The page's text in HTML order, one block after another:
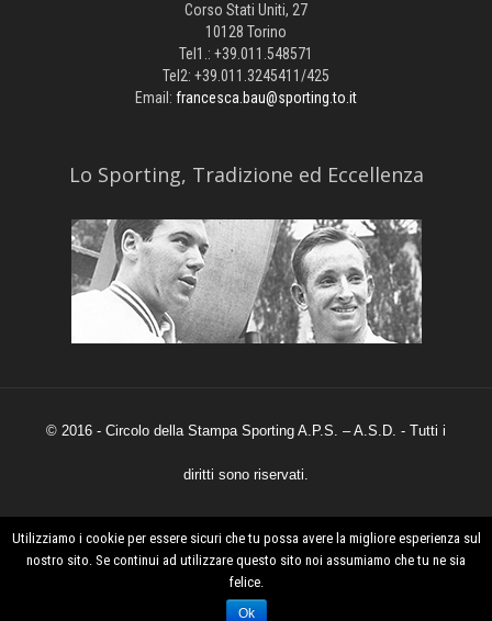
Corso Stati Uniti, 27
10128 Torino
Tel1.: +39.011.548571
Tel2: +39.011.3245411/425
Email: francesca.bau@sporting.to.it
​Lo Sporting, Tradizione ed Eccellenza
© 2016 - Circolo della Stampa Sporting A.P.S. – A.S.D. - Tutti i
diritti sono riservati.
Powered byClaimcreative.com
Utilizziamo i cookie per essere sicuri che tu possa avere la migliore esperienza sul
nostro sito. Se continui ad utilizzare questo sito noi assumiamo che tu ne sia
felice.
Ok